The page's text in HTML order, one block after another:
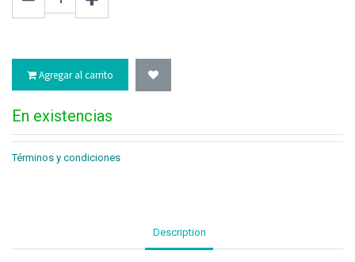
Agregar al carrito
En existencias
Términos y condiciones
Description